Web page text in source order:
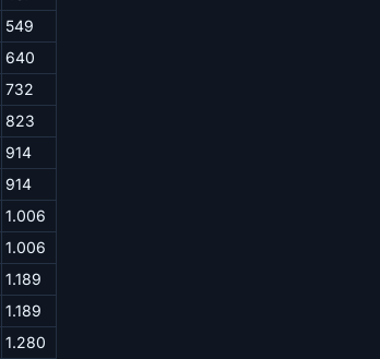
549
640
732
823
914
914
1.006
1.006
1.189
1.189
1.280